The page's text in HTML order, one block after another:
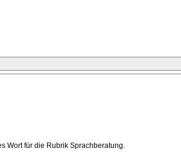
Wort für die Rubrik Sprachberatung.